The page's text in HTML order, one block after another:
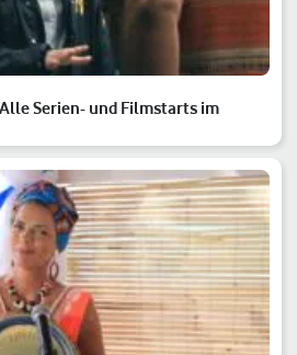
Serien- und Filmstarts im